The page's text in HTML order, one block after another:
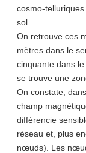
cosmo-
sol
On retrouve ces
mètres dans le
cinquante dans le
se trouve une
On constate,
champ
différencie
réseau et, plus
nœuds). Les